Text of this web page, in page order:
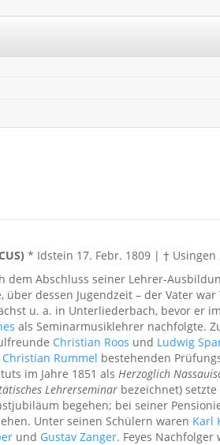
* Idstein 17. Febr. 1809 | †
dem Abschluss seiner Lehrer-
über dessen Jugendzeit – der Vater
u. a. in Unterliederbach, bevor er
als Seminarmusiklehrer nachfolgte.
Christian Roos und Ludwig
Christian Rummel bestehenden
im Jahre 1851 als Herzoglich
Lehrerseminar bezeichnet)
begehen; bei seiner
Unter seinen Schülern waren Karl
und Gustav Zanger. Feyes Nachfolger